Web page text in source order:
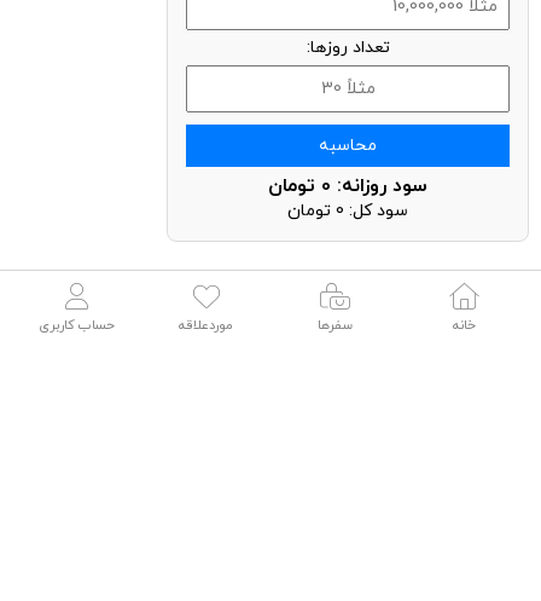
تعداد روزها:
محاسبه
سود روزانه: 0 تومان
سود کل: 0 تومان
خانه سفرها موردعلاقه حساب کاربری